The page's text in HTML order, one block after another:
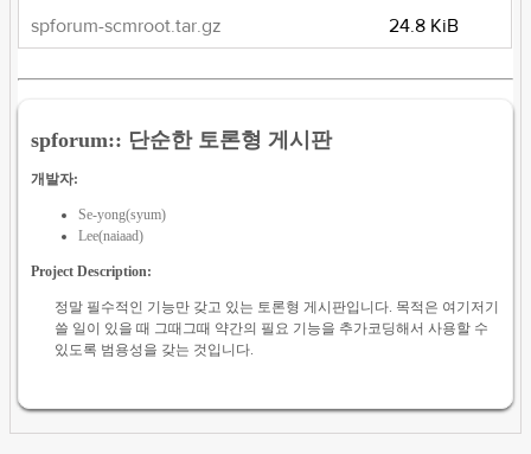
spforum-scmroot.tar.gz
24.8 KiB
spforum:: 단순한 토론형 게시판
개발자:
Se-yong(syum)
Lee(naiaad)
Project Description:
정말 필수적인 기능만 갖고 있는 토론형 게시판입니다. 목적은 여기저기
쓸 일이 있을 때 그때그때 약간의 필요 기능을 추가코딩해서 사용할 수
있도록 범용성을 갖는 것입니다.